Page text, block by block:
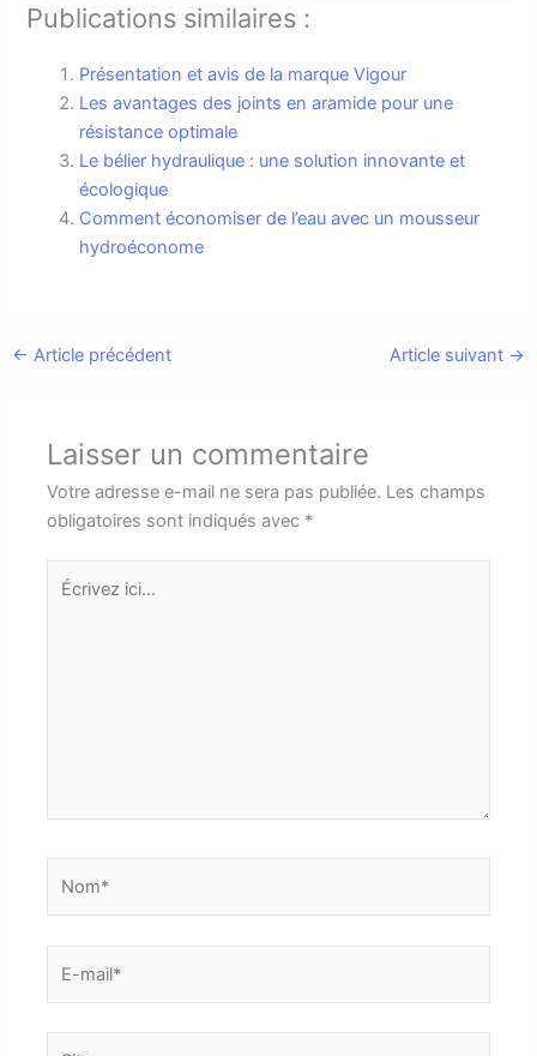
Publications similaires :
Présentation et avis de la marque Vigour
Les avantages des joints en aramide pour une
résistance optimale
Le bélier hydraulique : une solution innovante et
écologique
Comment économiser de l’eau avec un mousseur
hydroéconome
← Article précédent Article suivant →
Laisser un commentaire
Votre adresse e-mail ne sera pas publiée. Les champs
obligatoires sont indiqués avec *
Écrivez
mail*